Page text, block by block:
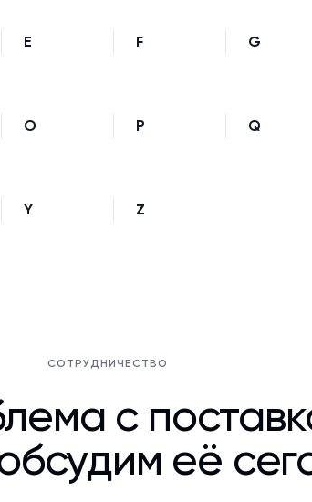
E F G
O P Q
Y Z
СОТРУДНИЧЕСТВО
с
её